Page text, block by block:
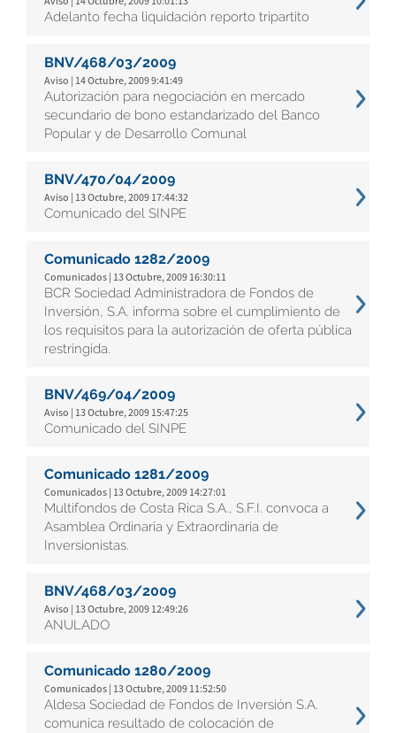
Adelanto fecha liquidación reporto tripartito
BNV/468/03/2009
Aviso | 14 Octubre, 2009 9:41:49
Autorización para negociación en mercado
secundario de bono estandarizado del Banco
Popular y de Desarrollo Comunal
BNV/470/04/2009
Aviso | 13 Octubre, 2009 17:44:32
Comunicado del SINPE
Comunicado 1282/2009
Comunicados | 13 Octubre, 2009 16:30:11
BCR Sociedad Administradora de Fondos de
Inversión, S.A. informa sobre el cumplimiento de
los requisitos para la autorización de oferta pública
restringida.
BNV/469/04/2009
Aviso | 13 Octubre, 2009 15:47:25
Comunicado del SINPE
Comunicado 1281/2009
Comunicados | 13 Octubre, 2009 14:27:01
Multifondos de Costa Rica S.A., S.F.I. convoca a
Asamblea Ordinaria y Extraordinaria de
Inversionistas.
BNV/468/03/2009
Aviso | 13 Octubre, 2009 12:49:26
ANULADO
Comunicado 1280/2009
Comunicados | 13 Octubre, 2009 11:52:50
Aldesa Sociedad de Fondos de Inversión S.A.
comunica resultado de colocación de